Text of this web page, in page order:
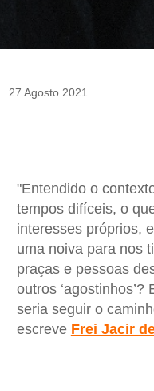
27 Agosto 2021
"Entendido o
tempos difíceis, o
interesses próprios,
uma noiva para nos
praças e pessoas
outros
seria seguir o
escreve Frei Jacir